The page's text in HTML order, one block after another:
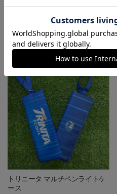
ニータンマニアオリジナル 座
4,200円
トリニータ マルチペンライトケ
ース